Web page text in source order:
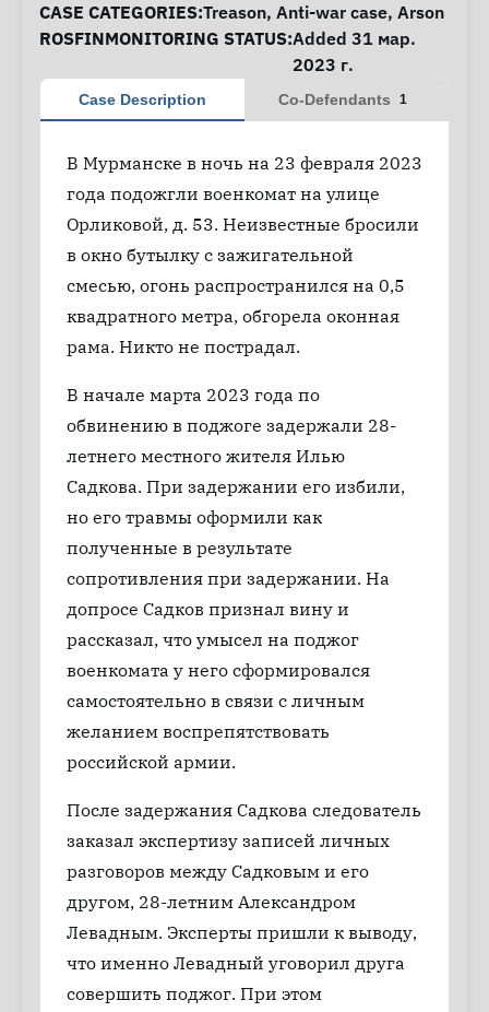
CASE CATEGORIES:Treason, Anti-war case, Arson
ROSFINMONITORING STATUS:Added 31 мар.
2023 г.
Case Description Co-Defendants 1
В Мурманске в ночь на 23 февраля 2023
года подожгли военкомат на улице
Орликовой, д. 53. Неизвестные бросили
в окно бутылку с зажигательной
смесью, огонь распространился на 0,5
квадратного метра, обгорела оконная
рама. Никто не пострадал.
В начале марта 2023 года по
обвинению в поджоге задержали 28-
летнего местного жителя Илью
Садкова. При задержании его избили,
но его травмы оформили как
полученные в результате
сопротивления при задержании. На
допросе Садков признал вину и
рассказал, что умысел на поджог
военкомата у него сформировался
самостоятельно в связи с личным
желанием воспрепятствовать
российской армии.
После задержания Садкова следователь
заказал экспертизу записей личных
разговоров между Садковым и его
другом, 28-летним Александром
Левадным. Эксперты пришли к выводу,
что именно Левадный уговорил друга
совершить поджог. При этом